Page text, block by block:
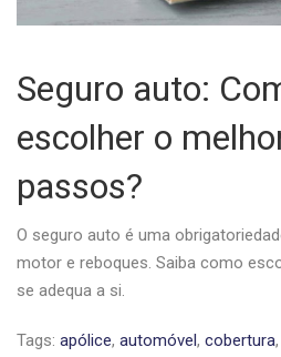
Seguro auto:
escolher o
passos?
O seguro auto é uma
motor e reboques. Saiba como
se adequa a si.
Tags: apólice, automóvel, cobertura,